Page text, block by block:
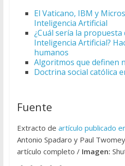
El Vaticano, IBM y
Inteligencia Artificial
¿Cuál sería la propuesta
Inteligencia Artificial?
humanos
Algoritmos que definen
Doctrina social católica
Fuente
Extracto de artículo publicado
Antonio Spadaro y Paul
artículo completo / Imagen: